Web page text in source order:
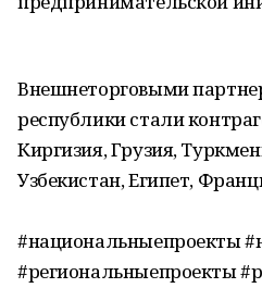
Внешнеторговыми
республики стали
Киргизия, Грузия,
Узбекистан, Египет,
#национальныепроекты
#региональныепроекты